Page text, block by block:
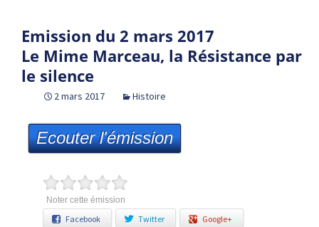
Emission du 2 mars 2017
Le Mime Marceau, la Résistance par
le silence
2 mars 2017 Histoire
Ecouter l'émission
Noter cette émission
Facebook Twitter Google+